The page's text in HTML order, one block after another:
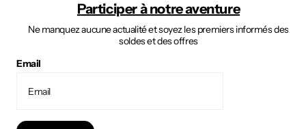
Participer à notre aventure
Ne manquez aucune actualité et soyez les premiers informés des
soldes et des offres
Email